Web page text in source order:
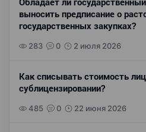
выносить предписание о
государственных закупках?
283 0 2 июля 2026
Как списывать стоимость
сублицензировании?
485 0 22 июня 2026